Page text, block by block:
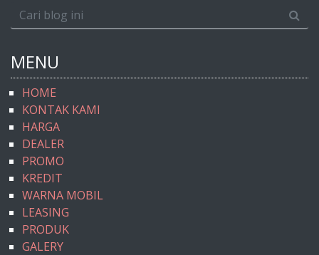
MENU
HOME
KONTAK KAMI
HARGA
DEALER
PROMO
KREDIT
WARNA MOBIL
LEASING
PRODUK
GALERY